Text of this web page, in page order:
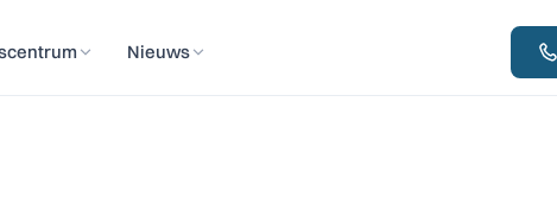
Nieuws